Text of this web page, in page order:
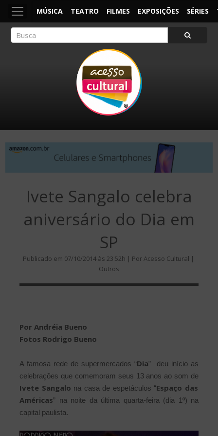
MÚSICA TEATRO FILMES EXPOSIÇÕES SÉRIES
Ivete Sangalo celebra
aniversário do Dia em
SP
Publicado em 07/10/2014 às 23:52h | Por Acesso Cultural |
Outros
Por Andréia Bueno
Fotos Rodrigo Bueno
A famosa rede de supermercados “Dia” deu início as
celebrações que comemoram seus 13 anos ao som de
Ivete Sangalo na casa de espetáculos “Espaço das
Américas” na noite da última quarta-feira (dia 1º) na
capital paulista.